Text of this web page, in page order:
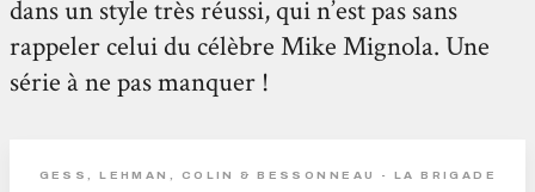
dans un style très réussi, qui n’est pas sans
rappeler celui du célèbre Mike Mignola. Une
série à ne pas manquer !
GESS, LEHMAN, COLIN & BESSONNEAU - LA BRIGADE